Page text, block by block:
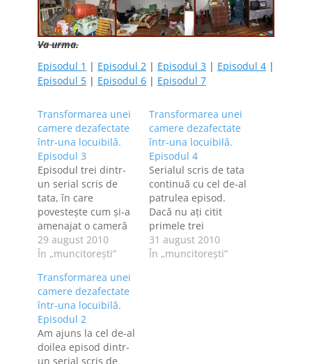
Va urma.
Episodul 1 | Episodul 2 | Episodul 3 | Episodul 4 |
Episodul 5 | Episodul 6 | Episodul 7
Transformarea unei
camere dezafectate
într-una locuibilă.
Episodul 3
Episodul trei dintr-
un serial scris de
tata, în care
povesteşte cum şi-a
amenajat o cameră
într-o casă de la
ţară. Veţi vedea, pe
poate fi transformat
un grajd dezafectat
într-o "garsonieră"
locuibilă, izolată,
zugrăvită, cu
parchet, mobilată şi
29 august 2010
În „muncitoreşti”
Transformarea unei
camere dezafectate
într-una locuibilă.
Episodul 4
Serialul scris de tata
continuă cu cel de-al
patrulea episod.
Dacă nu aţi citit
primele trei
episoade, le găsiţi
aici: primul, cel de-
31 august 2010
În „muncitoreşti”
Transformarea unei
camere dezafectate
într-una locuibilă.
Episodul 2
Am ajuns la cel de-al
doilea episod dintr-
un serial scris de